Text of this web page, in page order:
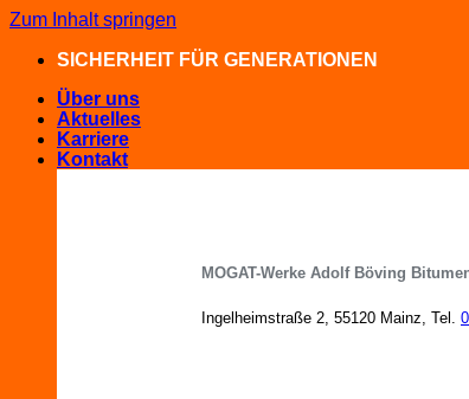
Zum Inhalt springen
SICHERHEIT FÜR GENERATIONEN
Über uns
Aktuelles
Karriere
Kontakt
MOGAT-Werke Adolf Böving
Ingelheimstraße 2, 55120 Mainz, Tel.